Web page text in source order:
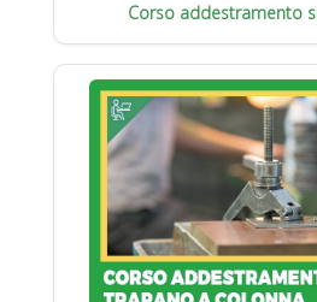
Corso addestramento